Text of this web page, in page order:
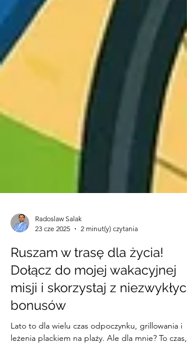
Radoslaw Salak
23 cze 2025
2 minut(y) czytania
Ruszam w trasę dla życia!
misji i skorzystaj z niezwykłych